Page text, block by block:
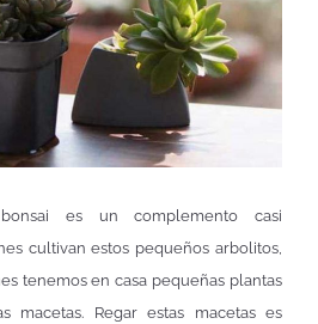
es un complemento casi
cultivan estos pequeños arbolitos,
tenemos en casa pequeñas plantas
macetas. Regar estas macetas es